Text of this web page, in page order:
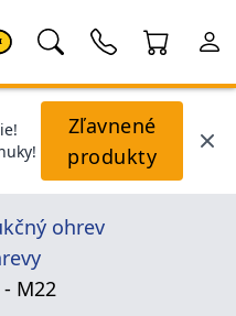
Zľavnené
produkty
ohrev
M22